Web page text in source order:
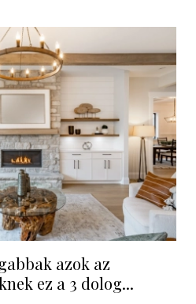
azok az
ez a 3 dolog...